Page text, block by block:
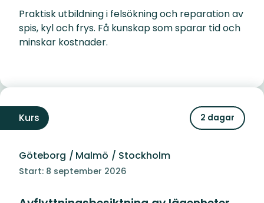
Praktisk utbildning i felsökning och reparation av
spis, kyl och frys. Få kunskap som sparar tid och
minskar kostnader.
Kurs 2 dagar
Göteborg / Malmö / Stockholm
Start: 8 september 2026